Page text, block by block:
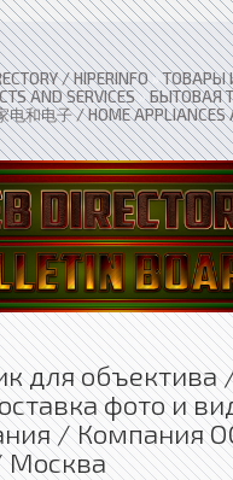
/ HIPERINFO»ТОВАРЫ
AND SERVICES»БЫТОВАЯ
和电子 / HOME APPLIANCES
для объектива
фото и
/ Компания
Москва